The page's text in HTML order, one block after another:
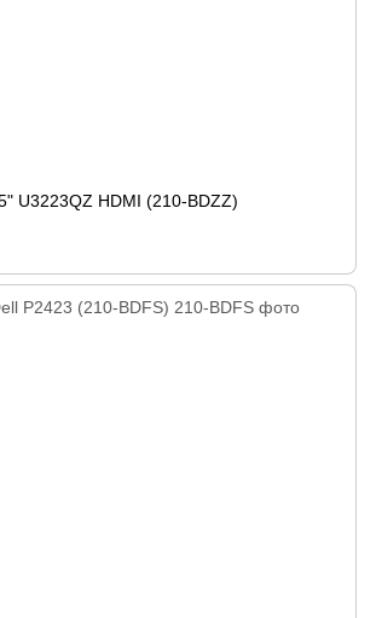
U3223QZ HDMI (210-BDZZ)